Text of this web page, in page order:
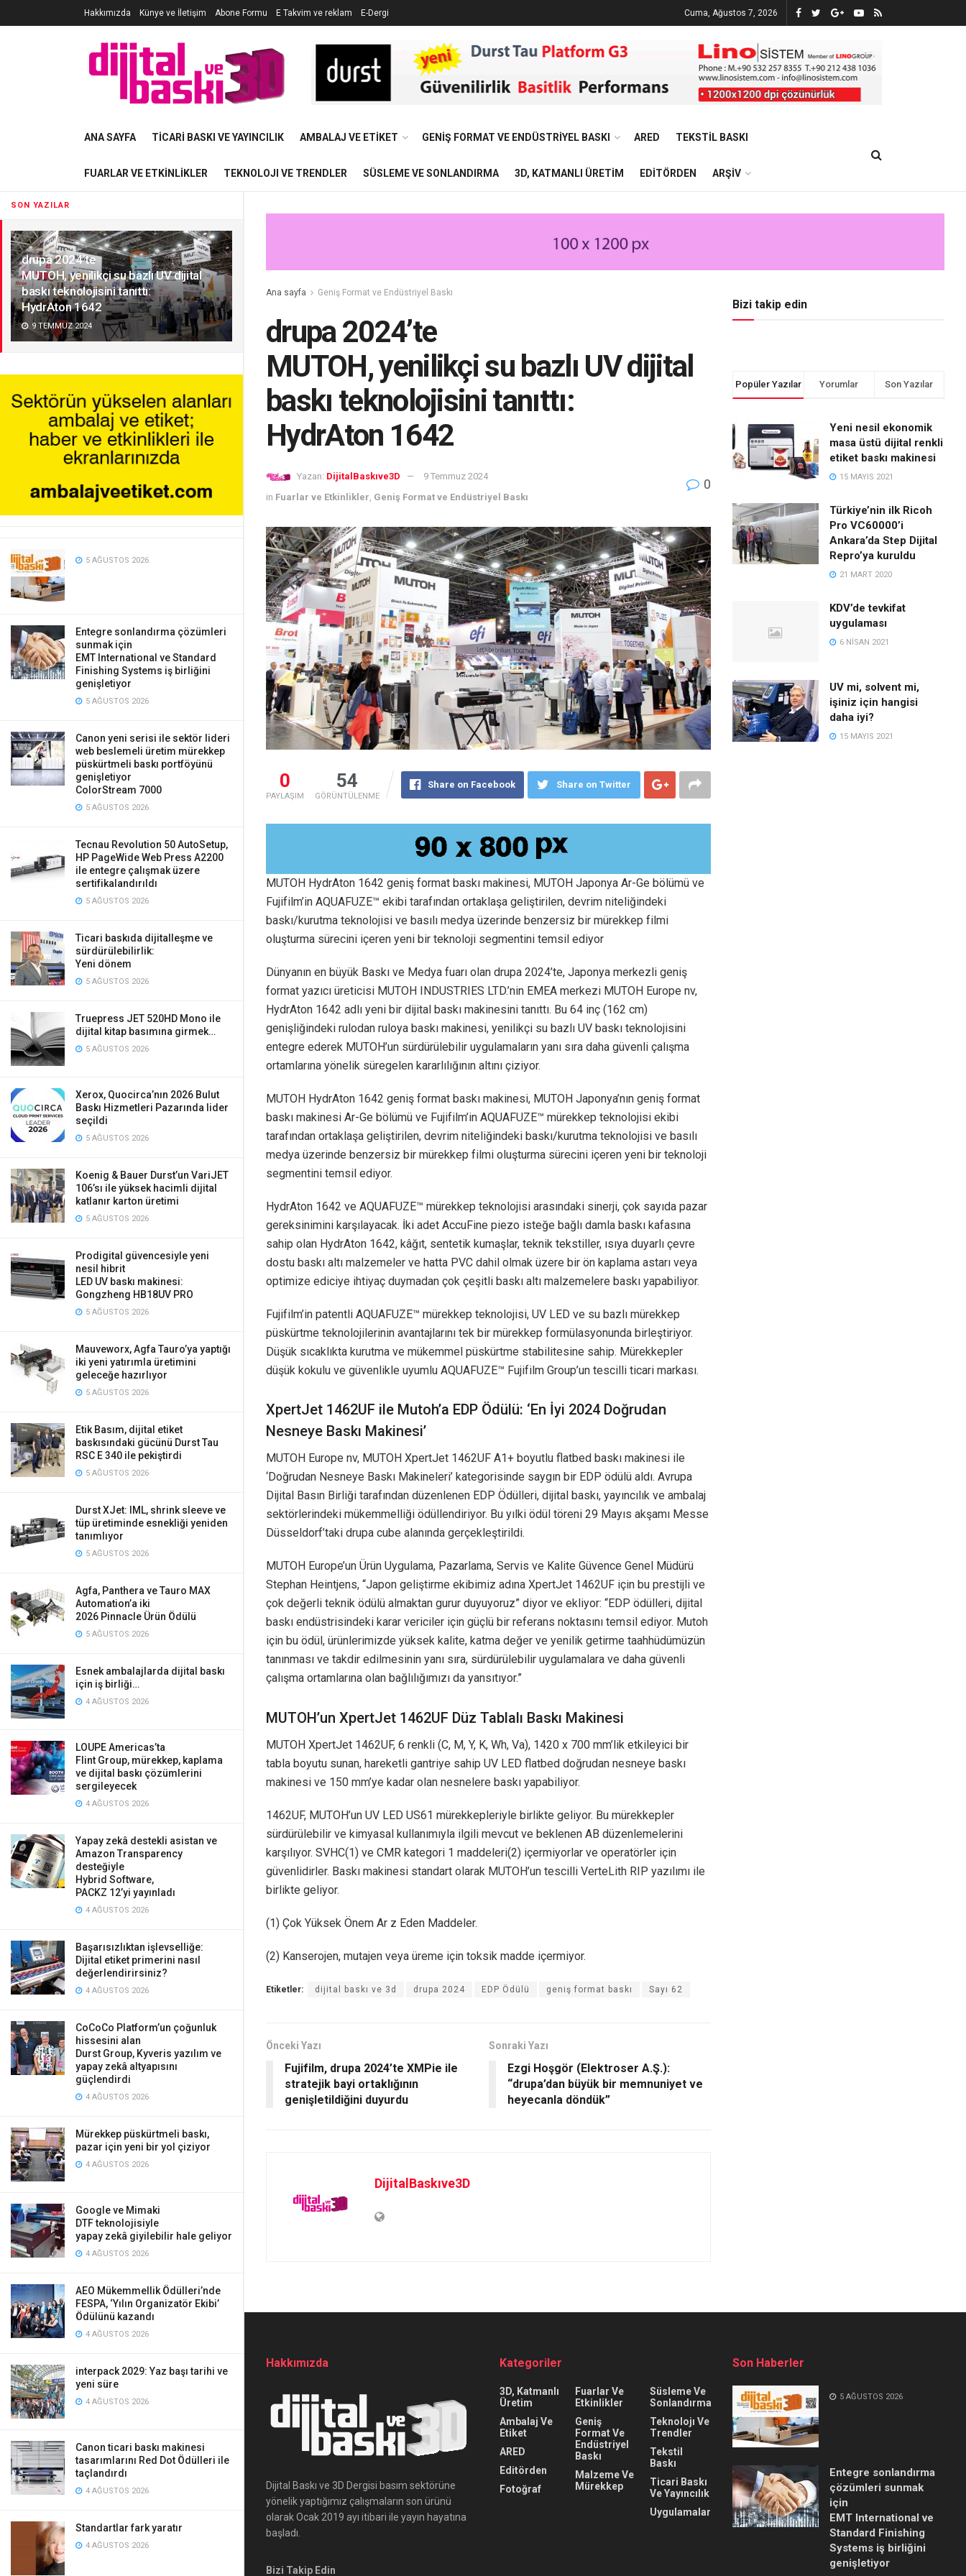
SON YAZILAR
drupa 2024’te
MUTOH, yenilikçi su bazlı UV dijital
baskı teknolojisini tanıttı:
HydrAton 1642
9 TEMMUZ 2024
5 AĞUSTOS 2026
Entegre sonlandırma çözümleri
sunmak için
EMT International ve Standard
Finishing Systems iş birliğini
genişletiyor
5 AĞUSTOS 2026
Canon yeni serisi ile sektör lideri
web beslemeli üretim mürekkep
püskürtmeli baskı portföyünü
genişletiyor
ColorStream 7000
5 AĞUSTOS 2026
Tecnau Revolution 50 AutoSetup,
HP PageWide Web Press A2200
ile entegre çalışmak üzere
sertifikalandırıldı
5 AĞUSTOS 2026
Ticari baskıda dijitalleşme ve
sürdürülebilirlik:
Yeni dönem
5 AĞUSTOS 2026
Truepress JET 520HD Mono ile
dijital kitap basımına girmek…
5 AĞUSTOS 2026
Xerox, Quocirca’nın 2026 Bulut
Baskı Hizmetleri Pazarında lider
seçildi
5 AĞUSTOS 2026
Koenig & Bauer Durst’un VariJET
106’sı ile yüksek hacimli dijital
katlanır karton üretimi
5 AĞUSTOS 2026
Prodigital güvencesiyle yeni
nesil hibrit
LED UV baskı makinesi:
Gongzheng HB18UV PRO
5 AĞUSTOS 2026
Mauveworx, Agfa Tauro’ya yaptığı
iki yeni yatırımla üretimini
geleceğe hazırlıyor
5 AĞUSTOS 2026
Etik Basım, dijital etiket
baskısındaki gücünü Durst Tau
RSC E 340 ile pekiştirdi
5 AĞUSTOS 2026
Durst XJet: IML, shrink sleeve ve
tüp üretiminde esnekliği yeniden
tanımlıyor
5 AĞUSTOS 2026
Agfa, Panthera ve Tauro MAX
Automation’a iki
2026 Pinnacle Ürün Ödülü
5 AĞUSTOS 2026
Esnek ambalajlarda dijital baskı
için iş birliği…
4 AĞUSTOS 2026
LOUPE Americas’ta
Flint Group, mürekkep, kaplama
ve dijital baskı çözümlerini
sergileyecek
4 AĞUSTOS 2026
Yapay zekâ destekli asistan ve
Amazon Transparency
desteğiyle
Hybrid Software,
PACKZ 12’yi yayınladı
4 AĞUSTOS 2026
Başarısızlıktan işlevselliğe:
Dijital etiket primerini nasıl
değerlendirirsiniz?
4 AĞUSTOS 2026
CoCoCo Platform’un çoğunluk
hissesini alan
Durst Group, Kyveris yazılım ve
yapay zekâ altyapısını
güçlendirdi
4 AĞUSTOS 2026
Mürekkep püskürtmeli baskı,
pazar için yeni bir yol çiziyor
4 AĞUSTOS 2026
Google ve Mimaki
DTF teknolojisiyle
yapay zekâ giyilebilir hale geliyor
4 AĞUSTOS 2026
AEO Mükemmellik Ödülleri’nde
FESPA, ‘Yılın Organizatör Ekibi’
Ödülünü kazandı
4 AĞUSTOS 2026
interpack 2029: Yaz başı tarihi ve
yeni süre
4 AĞUSTOS 2026
Canon ticari baskı makinesi
tasarımlarını Red Dot Ödülleri ile
taçlandırdı
4 AĞUSTOS 2026
Standartlar fark yaratır
4 AĞUSTOS 2026
Hakkımızda Künye ve İletişim Abone Formu E Takvim ve reklam E-Dergi Cuma, Ağustos 7, 2026
ANA SAYFA TICARI BASKI VE YAYINCILIK AMBALAJ VE ETIKET GENIŞ FORMAT VE ENDÜSTRIYEL BASKI ARED TEKSTIL BASKI
FUARLAR VE ETKINLIKLER TEKNOLOJI VE TRENDLER SÜSLEME VE SONLANDIRMA 3D, KATMANLI ÜRETIM EDITÖRDEN ARŞIV
Ana sayfa Geniş Format ve Endüstriyel Baskı
drupa 2024’te
MUTOH, yenilikçi su bazlı UV dijital
baskı teknolojisini tanıttı:
HydrAton 1642
Yazan: DijitalBaskıve3D
9 Temmuz 2024
in Fuarlar ve Etkinlikler, Geniş Format ve Endüstriyel Baskı
0
0
PAYLAŞIM
54
GÖRÜNTÜLENME
Share on Facebook Share on Twitter
MUTOH HydrAton 1642 geniş format baskı makinesi, MUTOH Japonya Ar-Ge bölümü ve
Fujifilm’in AQUAFUZE™ ekibi tarafından ortaklaşa geliştirilen, devrim niteliğindeki
baskı/kurutma teknolojisi ve basılı medya üzerinde benzersiz bir mürekkep filmi
oluşturma sürecini içeren yeni bir teknoloji segmentini temsil ediyor
Dünyanın en büyük Baskı ve Medya fuarı olan drupa 2024’te, Japonya merkezli geniş
format yazıcı üreticisi MUTOH INDUSTRIES LTD.’nin EMEA merkezi MUTOH Europe nv,
HydrAton 1642 adlı yeni bir dijital baskı makinesini tanıttı. Bu 64 inç (162 cm)
genişliğindeki rulodan ruloya baskı makinesi, yenilikçi su bazlı UV baskı teknolojisini
entegre ederek MUTOH’un sürdürülebilir uygulamaların yanı sıra daha güvenli çalışma
ortamlarına yönelik süregelen kararlılığının altını çiziyor.
MUTOH HydrAton 1642 geniş format baskı makinesi, MUTOH Japonya’nın geniş format
baskı makinesi Ar-Ge bölümü ve Fujifilm’in AQUAFUZE™ mürekkep teknolojisi ekibi
tarafından ortaklaşa geliştirilen, devrim niteliğindeki baskı/kurutma teknolojisi ve basılı
medya üzerinde benzersiz bir mürekkep filmi oluşturma sürecini içeren yeni bir teknoloji
segmentini temsil ediyor.
HydrAton 1642 ve AQUAFUZE™ mürekkep teknolojisi arasındaki sinerji, çok sayıda pazar
gereksinimini karşılayacak. İki adet AccuFine piezo isteğe bağlı damla baskı kafasına
sahip olan HydrAton 1642, kâğıt, sentetik kumaşlar, teknik tekstiller, ısıya duyarlı çevre
dostu baskı altı malzemeler ve hatta PVC dahil olmak üzere bir ön kaplama astarı veya
optimize ediciye ihtiyaç duymadan çok çeşitli baskı altı malzemelere baskı yapabiliyor.
Fujifilm’in patentli AQUAFUZE™ mürekkep teknolojisi, UV LED ve su bazlı mürekkep
püskürtme teknolojilerinin avantajlarını tek bir mürekkep formülasyonunda birleştiriyor.
Düşük sıcaklıkta kurutma ve mükemmel püskürtme stabilitesine sahip. Mürekkepler
düşük kokulu ve güvenlikle uyumlu AQUAFUZE™ Fujifilm Group’un tescilli ticari markası.
XpertJet 1462UF ile Mutoh’a EDP Ödülü: ‘En İyi 2024 Doğrudan
Nesneye Baskı Makinesi’
MUTOH Europe nv, MUTOH XpertJet 1462UF A1+ boyutlu flatbed baskı makinesi ile
‘Doğrudan Nesneye Baskı Makineleri’ kategorisinde saygın bir EDP ödülü aldı. Avrupa
Dijital Basın Birliği tarafından düzenlenen EDP Ödülleri, dijital baskı, yayıncılık ve ambalaj
sektörlerindeki mükemmelliği ödüllendiriyor. Bu yılki ödül töreni 29 Mayıs akşamı Messe
Düsseldorf’taki drupa cube alanında gerçekleştirildi.
MUTOH Europe’un Ürün Uygulama, Pazarlama, Servis ve Kalite Güvence Genel Müdürü
Stephan Heintjens, “Japon geliştirme ekibimiz adına XpertJet 1462UF için bu prestijli ve
çok değerli teknik ödülü almaktan gurur duyuyoruz” diyor ve ekliyor: “EDP ödülleri, dijital
baskı endüstrisindeki karar vericiler için güçlü bir referans noktasını temsil ediyor. Mutoh
için bu ödül, ürünlerimizde yüksek kalite, katma değer ve yenilik getirme taahhüdümüzün
tanınması ve takdir edilmesinin yanı sıra, sürdürülebilir uygulamalara ve daha güvenli
çalışma ortamlarına olan bağlılığımızı da yansıtıyor.”
MUTOH’un XpertJet 1462UF Düz Tablalı Baskı Makinesi
MUTOH XpertJet 1462UF, 6 renkli (C, M, Y, K, Wh, Va), 1420 x 700 mm’lik etkileyici bir
tabla boyutu sunan, hareketli gantriye sahip UV LED flatbed doğrudan nesneye baskı
makinesi ve 150 mm’ye kadar olan nesnelere baskı yapabiliyor.
1462UF, MUTOH’un UV LED US61 mürekkepleriyle birlikte geliyor. Bu mürekkepler
sürdürülebilir ve kimyasal kullanımıyla ilgili mevcut ve beklenen AB düzenlemelerini
karşılıyor. SVHC(1) ve CMR kategori 1 maddeleri(2) içermiyorlar ve operatörler için
güvenlidirler. Baskı makinesi standart olarak MUTOH’un tescilli VerteLith RIP yazılımı ile
birlikte geliyor.
(1) Çok Yüksek Önem Ar z Eden Maddeler.
(2) Kanserojen, mutajen veya üreme için toksik madde içermiyor.
Etiketler: dijital baskı ve 3d drupa 2024 EDP Ödülü geniş format baskı Sayı 62
Önceki Yazı
Fujifilm, drupa 2024’te XMPie ile
stratejik bayi ortaklığının
genişletildiğini duyurdu
Sonraki Yazı
Ezgi Hoşgör (Elektroser A.Ş.):
“drupa’dan büyük bir memnuniyet ve
heyecanla döndük”
DijitalBaskıve3D
Bizi takip edin
Popüler Yazılar Yorumlar Son Yazılar
Yeni nesil ekonomik
masa üstü dijital renkli
etiket baskı makinesi
15 MAYIS 2021
Türkiye’nin ilk Ricoh
Pro VC60000’i
Ankara’da Step Dijital
Repro’ya kuruldu
21 MART 2020
KDV’de tevkifat
uygulaması
6 NISAN 2021
UV mi, solvent mi,
işiniz için hangisi
daha iyi?
15 MAYIS 2021
Hakkımızda
Dijital Baskı ve 3D Dergisi basım sektörüne
yönelik yaptığımız çalışmaların son ürünü
olarak Ocak 2019 ayı itibari ile yayın hayatına
başladı.
Bizi Takip Edin
Kategoriler
3D, Katmanlı
Üretim
Ambalaj Ve
Etiket
ARED
Editörden
Fotoğraf
Fuarlar Ve
Etkinlikler
Geniş
Format Ve
Endüstriyel
Baskı
Malzeme Ve
Mürekkep
Süsleme Ve
Sonlandırma
Teknolojı Ve
Trendler
Tekstil
Baskı
Ticari Baskı
Ve Yayıncılık
Uygulamalar
Son Haberler
5 AĞUSTOS 2026
Entegre sonlandırma
çözümleri sunmak
için
EMT International ve
Standard Finishing
Systems iş birliğini
genişletiyor